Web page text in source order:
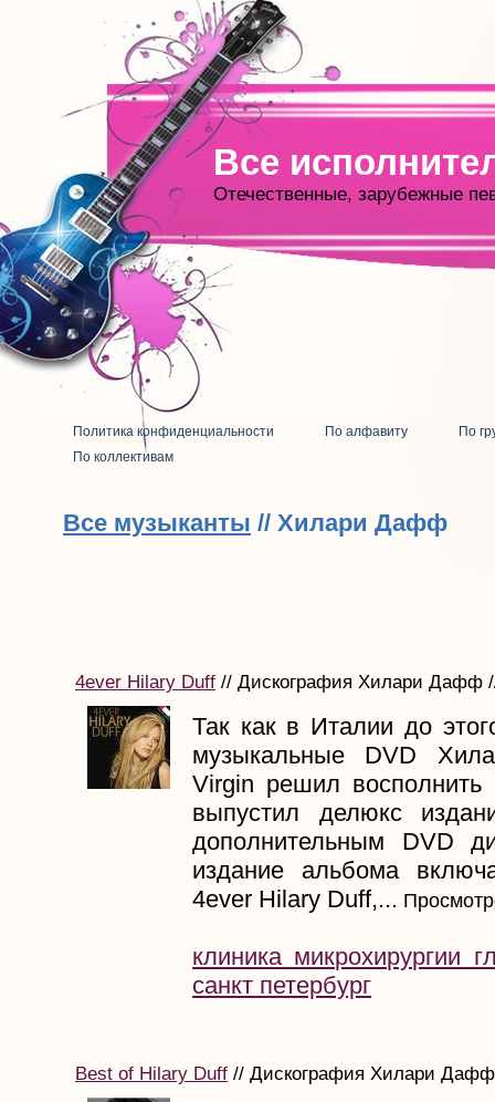
Все
Отечественные, зарубежные
Политика конфиденциальности По алфавиту
По
По коллективам
Все музыканты // Хилари Дафф
4ever Hilary Duff // Дискография Хилари Дафф
Так как в Италии до
музыкальные DVD
Virgin решил восполнить
выпустил делюкс
дополнительным DVD
издание альбома
4ever Hilary Duff,...
клиника микрохирургии
санкт петербург
Best of Hilary Duff // Дискография Хилари